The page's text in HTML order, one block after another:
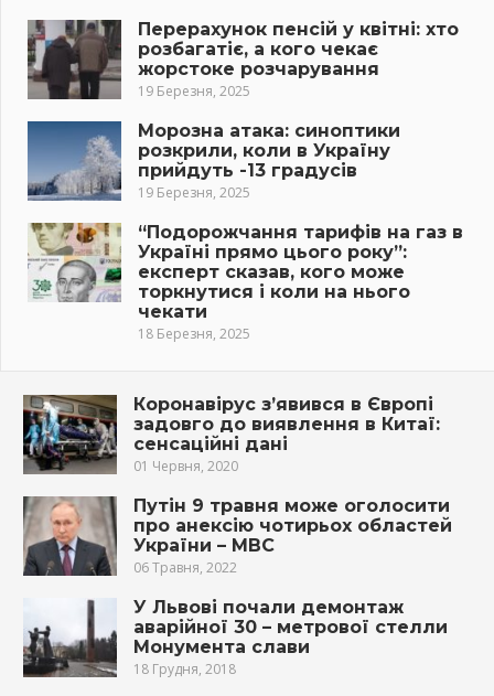
Перерахунок пенсій у квітні: хто
розбагатіє, а кого чекає
жорстоке розчарування
19 Березня, 2025
Морозна атака: синоптики
розкрили, коли в Україну
прийдуть -13 градусів
19 Березня, 2025
“Подорожчання тарифів на газ в
Україні прямо цього року”:
експерт сказав, кого може
торкнутися і коли на нього
чекати
18 Березня, 2025
Коронавірус з’явився в Європі
задовго до виявлення в Китаї:
сенсаційні дані
01 Червня, 2020
Путін 9 травня може оголосити
про анексію чотирьох областей
України – МВС
06 Травня, 2022
У Львові почали демонтаж
аварійної 30 – метрової стелли
Монумента слави
18 Грудня, 2018